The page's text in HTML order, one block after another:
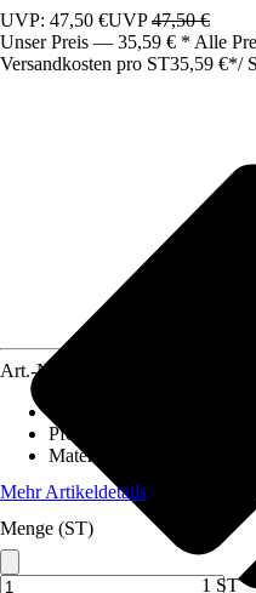
UVP: 47,50 €UVP47,50 €
Unser Preis — 35,59 € * Alle
Versandkosten pro ST35,59 €*/
Art.-Nr.
Pfostenstärke
Material
Mehr Artikeldetails
Menge (ST)
1 ST